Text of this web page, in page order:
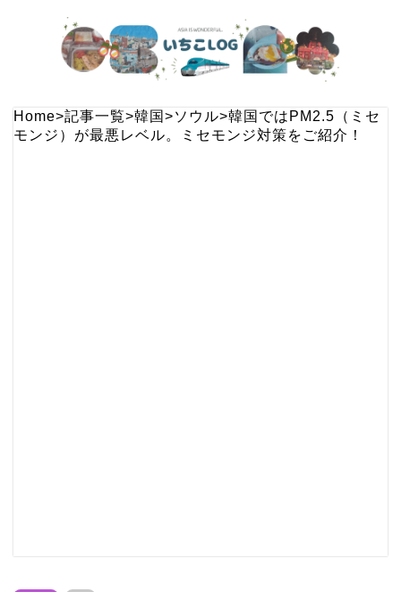
Home>記事一覧>韓国>ソウル>韓国ではPM2.5（ミセ
モンジ）が最悪レベル。ミセモンジ対策をご紹介！